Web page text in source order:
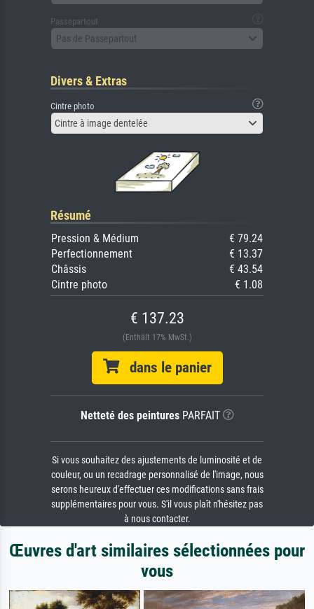
Passepartout
Pas de Passepartout
Divers & Extras
Cintre photo
Cintre à image dentelée
Résumé
Pression & Médium
€ 79.24
Perfectionnement
€ 13.37
Châssis
€ 43.54
Cintre photo
€ 1.08
€ 137.23
(Enthält 17% MwSt.)
dans le panier
Netteté des peinturesPARFAIT
Si vous souhaitez des ajustements de luminosité et de
couleur, ou un recadrage personnalisé de l'image, nous
serons heureux d'effectuer ces modifications sans frais
supplémentaires pour vous. S'il vous plaît n'hésitez pas
à nous contacter.
Œuvres d'art similaires sélectionnées pour
vous